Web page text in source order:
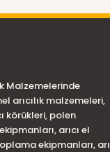
Malzemelerinde
arıcılık malzemeleri,
körükleri, polen
arıcı el
ekipmanları, arı